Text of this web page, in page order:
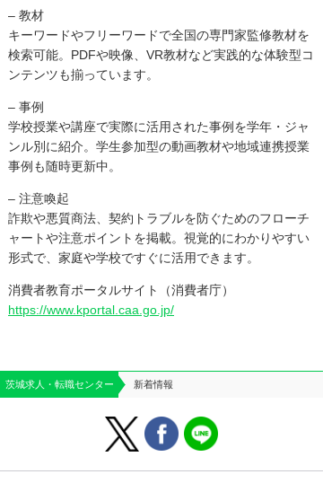
– 教材
キーワードやフリーワードで全国の専門家監修教材を
検索可能。PDFや映像、VR教材など実践的な体験型コ
ンテンツも揃っています。
– 事例
学校授業や講座で実際に活用された事例を学年・ジャ
ンル別に紹介。学生参加型の動画教材や地域連携授業
事例も随時更新中。
– 注意喚起
詐欺や悪質商法、契約トラブルを防ぐためのフローチ
ャートや注意ポイントを掲載。視覚的にわかりやすい
形式で、家庭や学校ですぐに活用できます。
消費者教育ポータルサイト（消費者庁）
https://www.kportal.caa.go.jp/
茨城求人・転職センター 新着情報